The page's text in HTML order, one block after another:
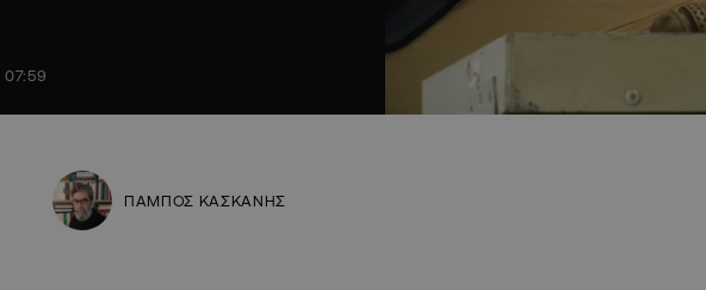
07:59
ΠΑΜΠΟΣ ΚΑΣΚΑΝΗΣ